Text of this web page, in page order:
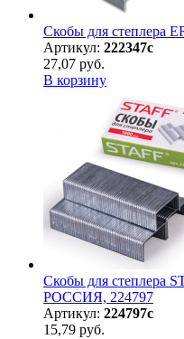
Скобы для степлера
Артикул: 222347с
27,07 руб.
В корзину
Скобы для степлера
РОССИЯ, 224797
Артикул: 224797с
15,79 руб.